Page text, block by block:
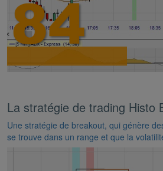
La stratégie de trading Histo
Une stratégie de breakout, qui génère
se trouve dans un range et que la